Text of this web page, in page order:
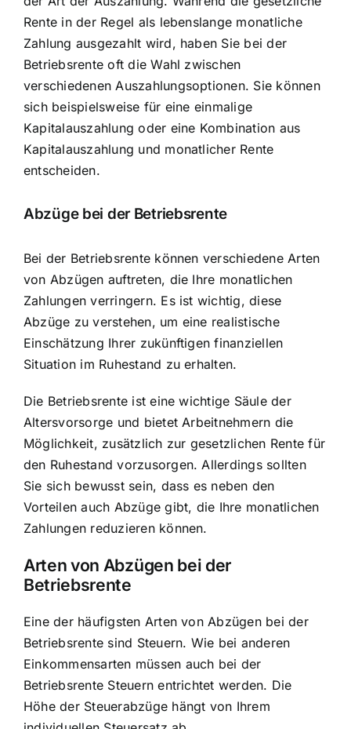
Rente in der Regel als lebenslange monatliche
Zahlung ausgezahlt wird, haben Sie bei der
Betriebsrente oft die Wahl zwischen
verschiedenen Auszahlungsoptionen. Sie können
sich beispielsweise für eine einmalige
Kapitalauszahlung oder eine Kombination aus
Kapitalauszahlung und monatlicher Rente
entscheiden.
Abzüge bei der Betriebsrente
Bei der Betriebsrente können verschiedene Arten
von Abzügen auftreten, die Ihre monatlichen
Zahlungen verringern. Es ist wichtig, diese
Abzüge zu verstehen, um eine realistische
Einschätzung Ihrer zukünftigen finanziellen
Situation im Ruhestand zu erhalten.
Die Betriebsrente ist eine wichtige Säule der
Altersvorsorge und bietet Arbeitnehmern die
Möglichkeit, zusätzlich zur gesetzlichen Rente für
den Ruhestand vorzusorgen. Allerdings sollten
Sie sich bewusst sein, dass es neben den
Vorteilen auch Abzüge gibt, die Ihre monatlichen
Zahlungen reduzieren können.
Arten von Abzügen bei der
Betriebsrente
Eine der häufigsten Arten von Abzügen bei der
Betriebsrente sind Steuern. Wie bei anderen
Einkommensarten müssen auch bei der
Betriebsrente Steuern entrichtet werden. Die
Höhe der Steuerabzüge hängt von Ihrem